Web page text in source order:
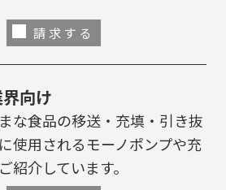
請求する
向け
な食品の移送・充填・引き抜
使用されるモーノポンプや充
紹介しています。